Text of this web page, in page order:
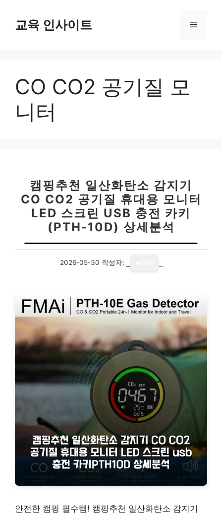
교육 인사이트 메
CO CO2 공기질 모
니터
캠핑추천 일산화탄소 감지기
CO CO2 공기질 휴대용 모니터
LED 스크린 USB 충전 카키
(PTH-10D) 상세분석
2026-05-30 작성자:
안전한 캠핑 필수템! 캠핑추천 일산화탄소 감지기